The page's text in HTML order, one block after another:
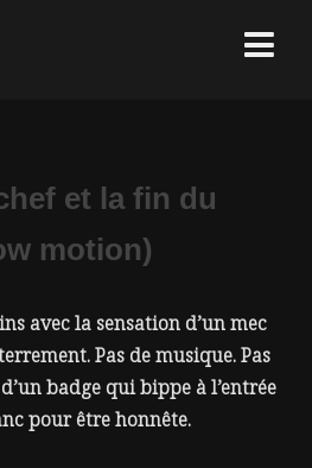
et la fin du
motion)
avec la sensation d’un mec
Pas de musique. Pas
badge qui bippe à l’entrée
pour être honnête.